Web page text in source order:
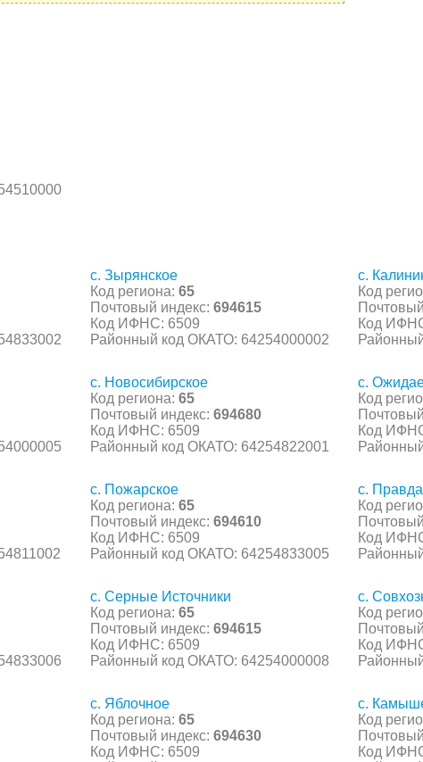
с. Зырянское
Код региона: 65
Почтовый индекс: 694615
Код ИФНС: 6509
Районный код ОКАТО: 64254000002
с.
Код
Код
с. Новосибирское
Код региона: 65
Почтовый индекс: 694680
Код ИФНС: 6509
Районный код ОКАТО: 64254822001
с.
Код
Код
с. Пожарское
Код региона: 65
Почтовый индекс: 694610
Код ИФНС: 6509
Районный код ОКАТО: 64254833005
с. Правда
Код
Код
с. Серные Источники
Код региона: 65
Почтовый индекс: 694615
Код ИФНС: 6509
Районный код ОКАТО: 64254000008
с.
Код
Код
с. Яблочное
Код региона: 65
Почтовый индекс: 694630
Код ИФНС: 6509
с.
Код
Код